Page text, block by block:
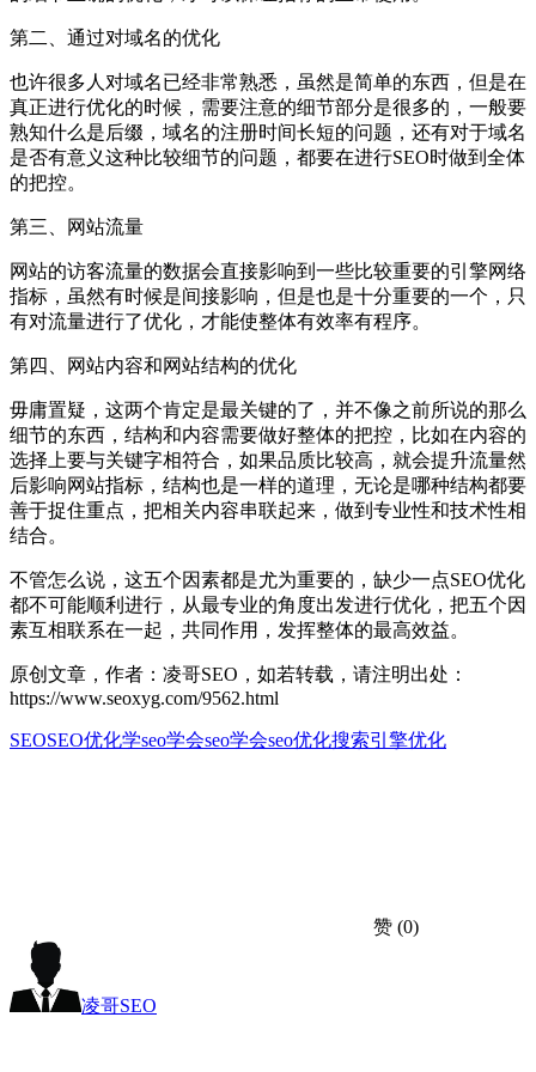
第二、通过对域名的优化
也许很多人对域名已经非常熟悉，虽然是简单的东西，但是在
真正进行优化的时候，需要注意的细节部分是很多的，一般要
熟知什么是后缀，域名的注册时间长短的问题，还有对于域名
是否有意义这种比较细节的问题，都要在进行SEO时做到全体
的把控。
第三、网站流量
网站的访客流量的数据会直接影响到一些比较重要的引擎网络
指标，虽然有时候是间接影响，但是也是十分重要的一个，只
有对流量进行了优化，才能使整体有效率有程序。
第四、网站内容和网站结构的优化
毋庸置疑，这两个肯定是最关键的了，并不像之前所说的那么
细节的东西，结构和内容需要做好整体的把控，比如在内容的
选择上要与关键字相符合，如果品质比较高，就会提升流量然
后影响网站指标，结构也是一样的道理，无论是哪种结构都要
善于捉住重点，把相关内容串联起来，做到专业性和技术性相
结合。
不管怎么说，这五个因素都是尤为重要的，缺少一点SEO优化
都不可能顺利进行，从最专业的角度出发进行优化，把五个因
素互相联系在一起，共同作用，发挥整体的最高效益。
原创文章，作者：凌哥SEO，如若转载，请注明出处：
https://www.seoxyg.com/9562.html
SEOSEO优化学seo学会seo学会seo优化搜索引擎优化
赞 (0)
凌哥SEO